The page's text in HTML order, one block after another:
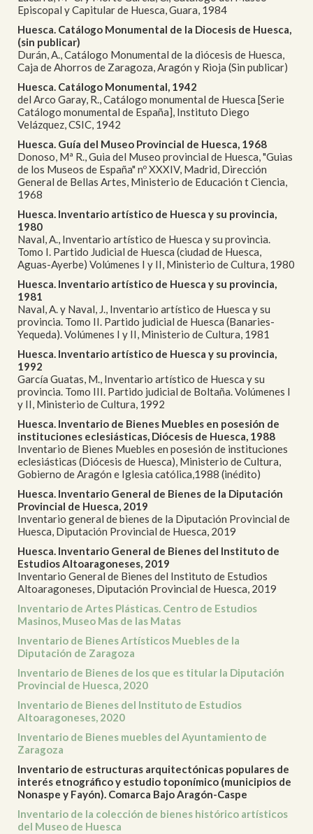
Episcopal y Capitular de Huesca, Guara, 1984
Huesca. Catálogo Monumental de la Diocesis de Huesca,
(sin publicar)
Durán, A., Catálogo Monumental de la diócesis de Huesca,
Caja de Ahorros de Zaragoza, Aragón y Rioja (Sin publicar)
Huesca. Catálogo Monumental, 1942
del Arco Garay, R., Catálogo monumental de Huesca [Serie
Catálogo monumental de España], Instituto Diego
Velázquez, CSIC, 1942
Huesca. Guía del Museo Provincial de Huesca, 1968
Donoso, Mª R., Guia del Museo provincial de Huesca, "Guias
de los Museos de España" nº XXXIV, Madrid, Dirección
General de Bellas Artes, Ministerio de Educación t Ciencia,
1968
Huesca. Inventario artístico de Huesca y su provincia,
1980
Naval, A., Inventario artístico de Huesca y su provincia.
Tomo I. Partido Judicial de Huesca (ciudad de Huesca,
Aguas-Ayerbe) Volúmenes I y II, Ministerio de Cultura, 1980
Huesca. Inventario artístico de Huesca y su provincia,
1981
Naval, A. y Naval, J., Inventario artístico de Huesca y su
provincia. Tomo II. Partido judicial de Huesca (Banaries-
Yequeda). Volúmenes I y II, Ministerio de Cultura, 1981
Huesca. Inventario artístico de Huesca y su provincia,
1992
García Guatas, M., Inventario artístico de Huesca y su
provincia. Tomo III. Partido judicial de Boltaña. Volúmenes I
y II, Ministerio de Cultura, 1992
Huesca. Inventario de Bienes Muebles en posesión de
instituciones eclesiásticas, Diócesis de Huesca, 1988
Inventario de Bienes Muebles en posesión de instituciones
eclesiásticas (Diócesis de Huesca), Ministerio de Cultura,
Gobierno de Aragón e Iglesia católica,1988 (inédito)
Huesca. Inventario General de Bienes de la Diputación
Provincial de Huesca, 2019
Inventario general de bienes de la Diputación Provincial de
Huesca, Diputación Provincial de Huesca, 2019
Huesca. Inventario General de Bienes del Instituto de
Estudios Altoaragoneses, 2019
Inventario General de Bienes del Instituto de Estudios
Altoaragoneses, Diputación Provincial de Huesca, 2019
Inventario de Artes Plásticas. Centro de Estudios
Masinos, Museo Mas de las Matas
Inventario de Bienes Artísticos Muebles de la
Diputación de Zaragoza
Inventario de Bienes de los que es titular la Diputación
Provincial de Huesca, 2020
Inventario de Bienes del Instituto de Estudios
Altoaragoneses, 2020
Inventario de Bienes muebles del Ayuntamiento de
Zaragoza
Inventario de estructuras arquitectónicas populares de
interés etnográfico y estudio toponímico (municipios de
Nonaspe y Fayón). Comarca Bajo Aragón-Caspe
Inventario de la colección de bienes histórico artísticos
del Museo de Huesca